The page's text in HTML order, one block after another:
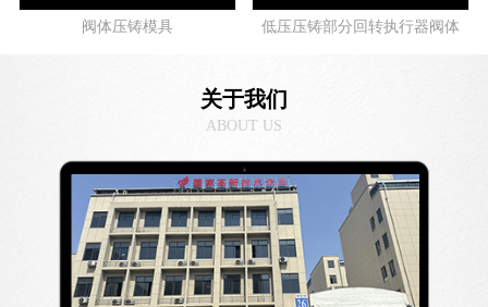
阀体压铸模具 低压压铸部分回转执行器阀体
关于我们
ABOUT US